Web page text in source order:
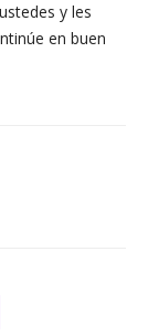
y les
en buen